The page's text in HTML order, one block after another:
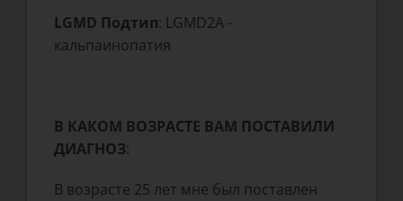
LGMD Подтип: LGMD2A -
кальпаинопатия
В КАКОМ ВОЗРАСТЕ ВАМ ПОСТАВИЛИ
ДИАГНОЗ:
В возрасте 25 лет мне был поставлен